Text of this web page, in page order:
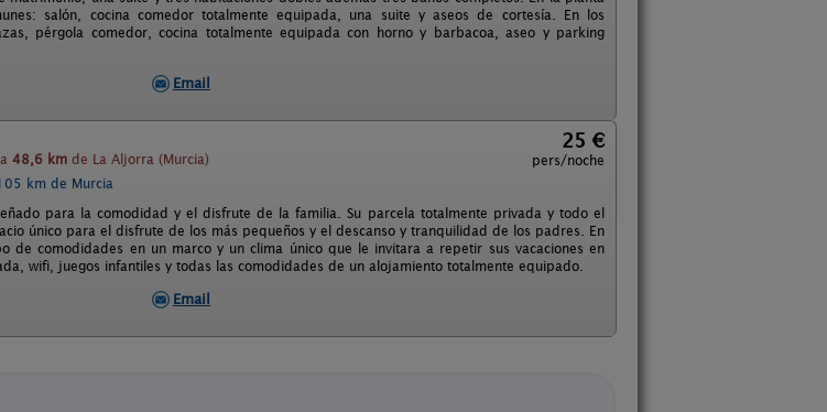
salón, cocina comedor totalmente equipada, una suite y aseos de cortesía. En los
pérgola comedor, cocina totalmente equipada con horno y barbacoa, aseo y parking
Email
a 48,6 km de La Aljorra (Murcia)
25 €
pers/noche
km de Murcia
para la comodidad y el disfrute de la familia. Su parcela totalmente privada y todo el
único para el disfrute de los más pequeños y el descanso y tranquilidad de los padres. En
de comodidades en un marco y un clima único que le invitara a repetir sus vacaciones en
wifi, juegos infantiles y todas las comodidades de un alojamiento totalmente equipado.
Email